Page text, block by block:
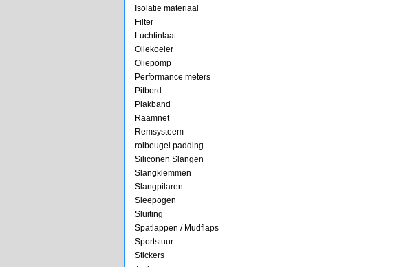
Isolatie materiaal
Filter
Luchtinlaat
Oliekoeler
Oliepomp
Performance meters
Pitbord
Plakband
Raamnet
Remsysteem
rolbeugel padding
Siliconen Slangen
Slangklemmen
Slangpilaren
Sleepogen
Sluiting
Spatlappen / Mudflaps
Sportstuur
Stickers